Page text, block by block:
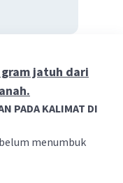
gram jatuh dari
PADA KALIMAT DI
menumbuk